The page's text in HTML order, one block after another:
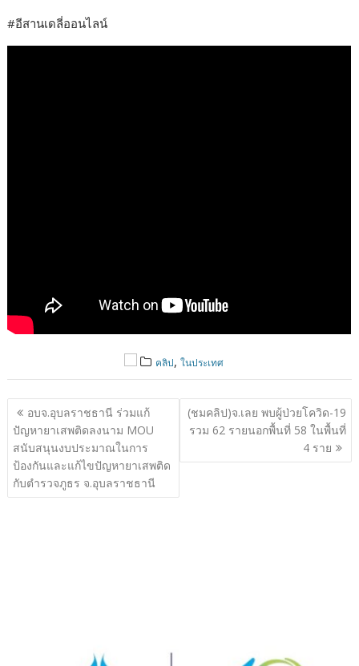
#อีสานเดลี่ออนไลน์
คลิป, ในประเทศ
แนะแนว
เรื่อง
อบจ.อุบลราชธานี ร่วมแก้
ปัญหายาเสพติดลงนาม MOU
สนับสนุนงบประมาณในการ
ป้องกันและแก้ไขปัญหายาเสพติด
กับตำรวจภูธร จ.อุบลราชธานี
(ชมคลิป)จ.เลย พบผู้ป่วยโควิด-19
รวม 62 รายนอกพื้นที่ 58 ในพื้นที่
4 ราย